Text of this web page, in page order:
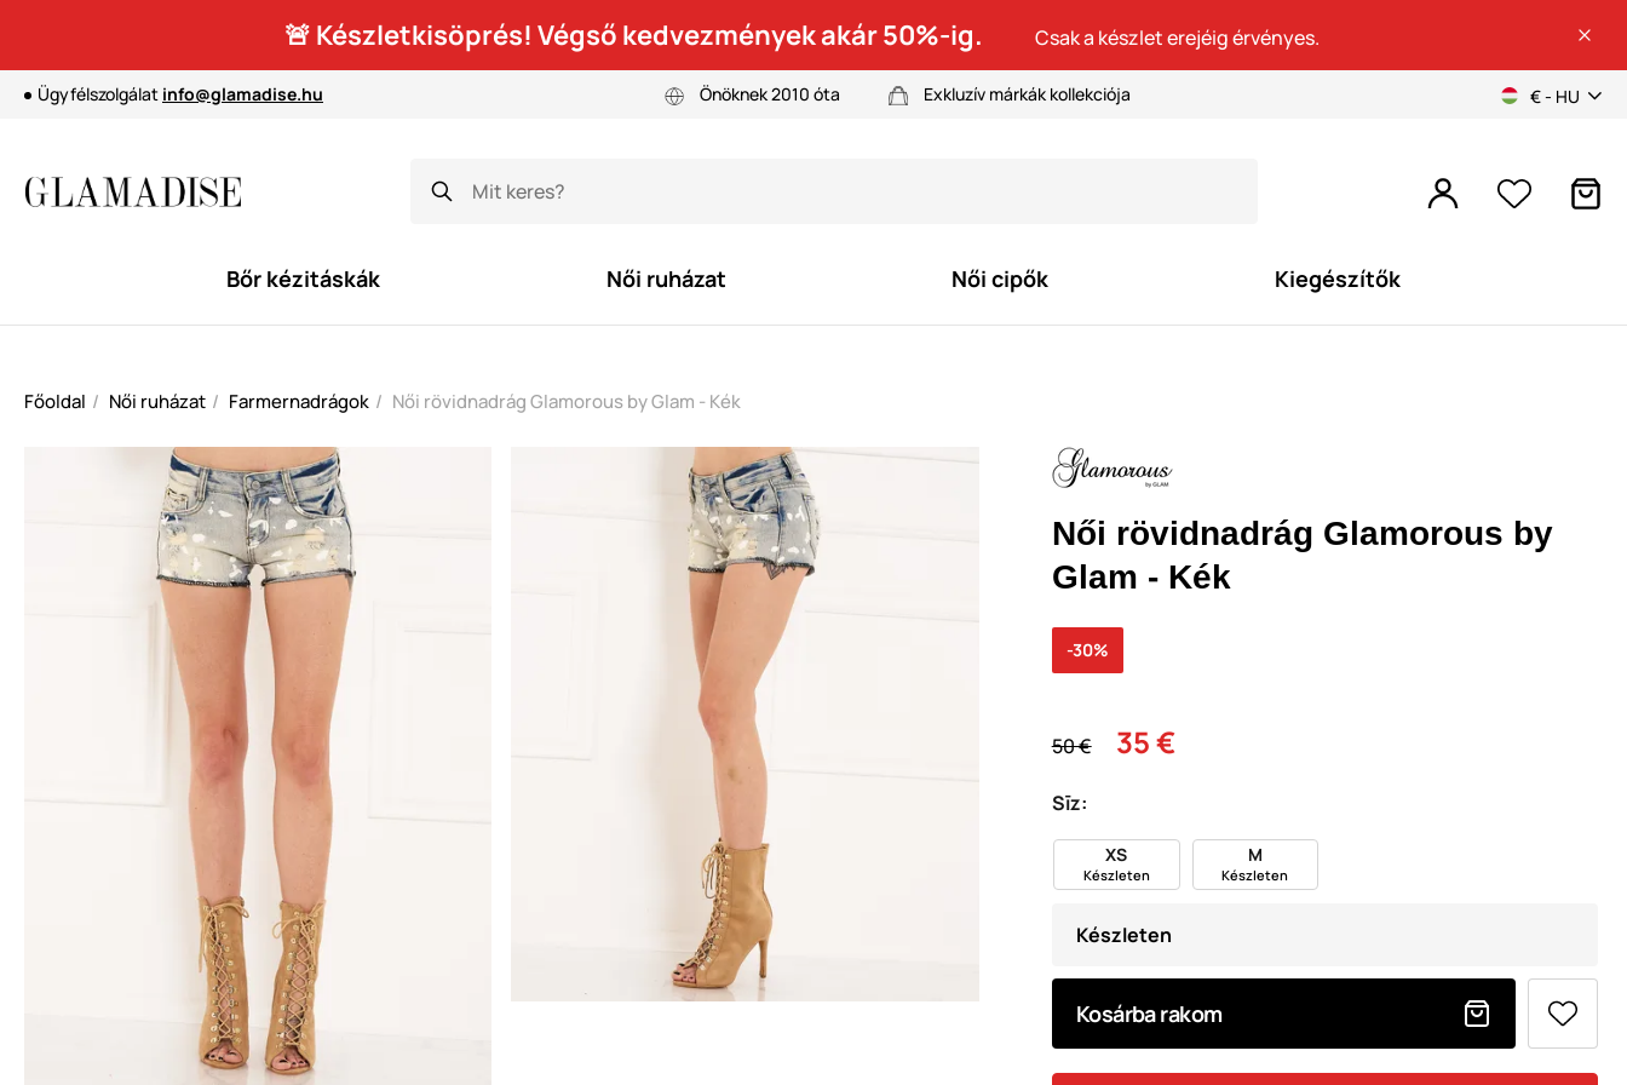
🚨 Készletkisöprés! Végső kedvezmények akár 50%-ig. Csak a készlet erejéig érvényes.
Ügyfélszolgálat info@glamadise.hu Önöknek 2010 óta Exkluzív márkák kollekciója € - HU
Bőr kézitáskák Női ruházat Női cipők Kiegészítők
Főoldal Női ruházat Farmernadrágok Női rövidnadrág Glamorous by Glam - Kék
Női rövidnadrág Glamorous by
Glam - Kék
50 € 35 €
-30%
Sīz:
XS
Készleten
M
Készleten
Készleten
Kosárba rakom